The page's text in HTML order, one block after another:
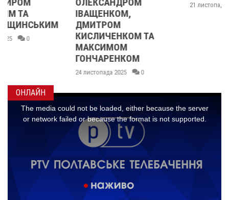
ІВАЩЕНКОМ,
ДМИТРОМ
КИСЛИЧЕНКОМ ТА
ГОНЧАРЕНКОМ
0
21 листопада 2025 0
ОНЛАЙН